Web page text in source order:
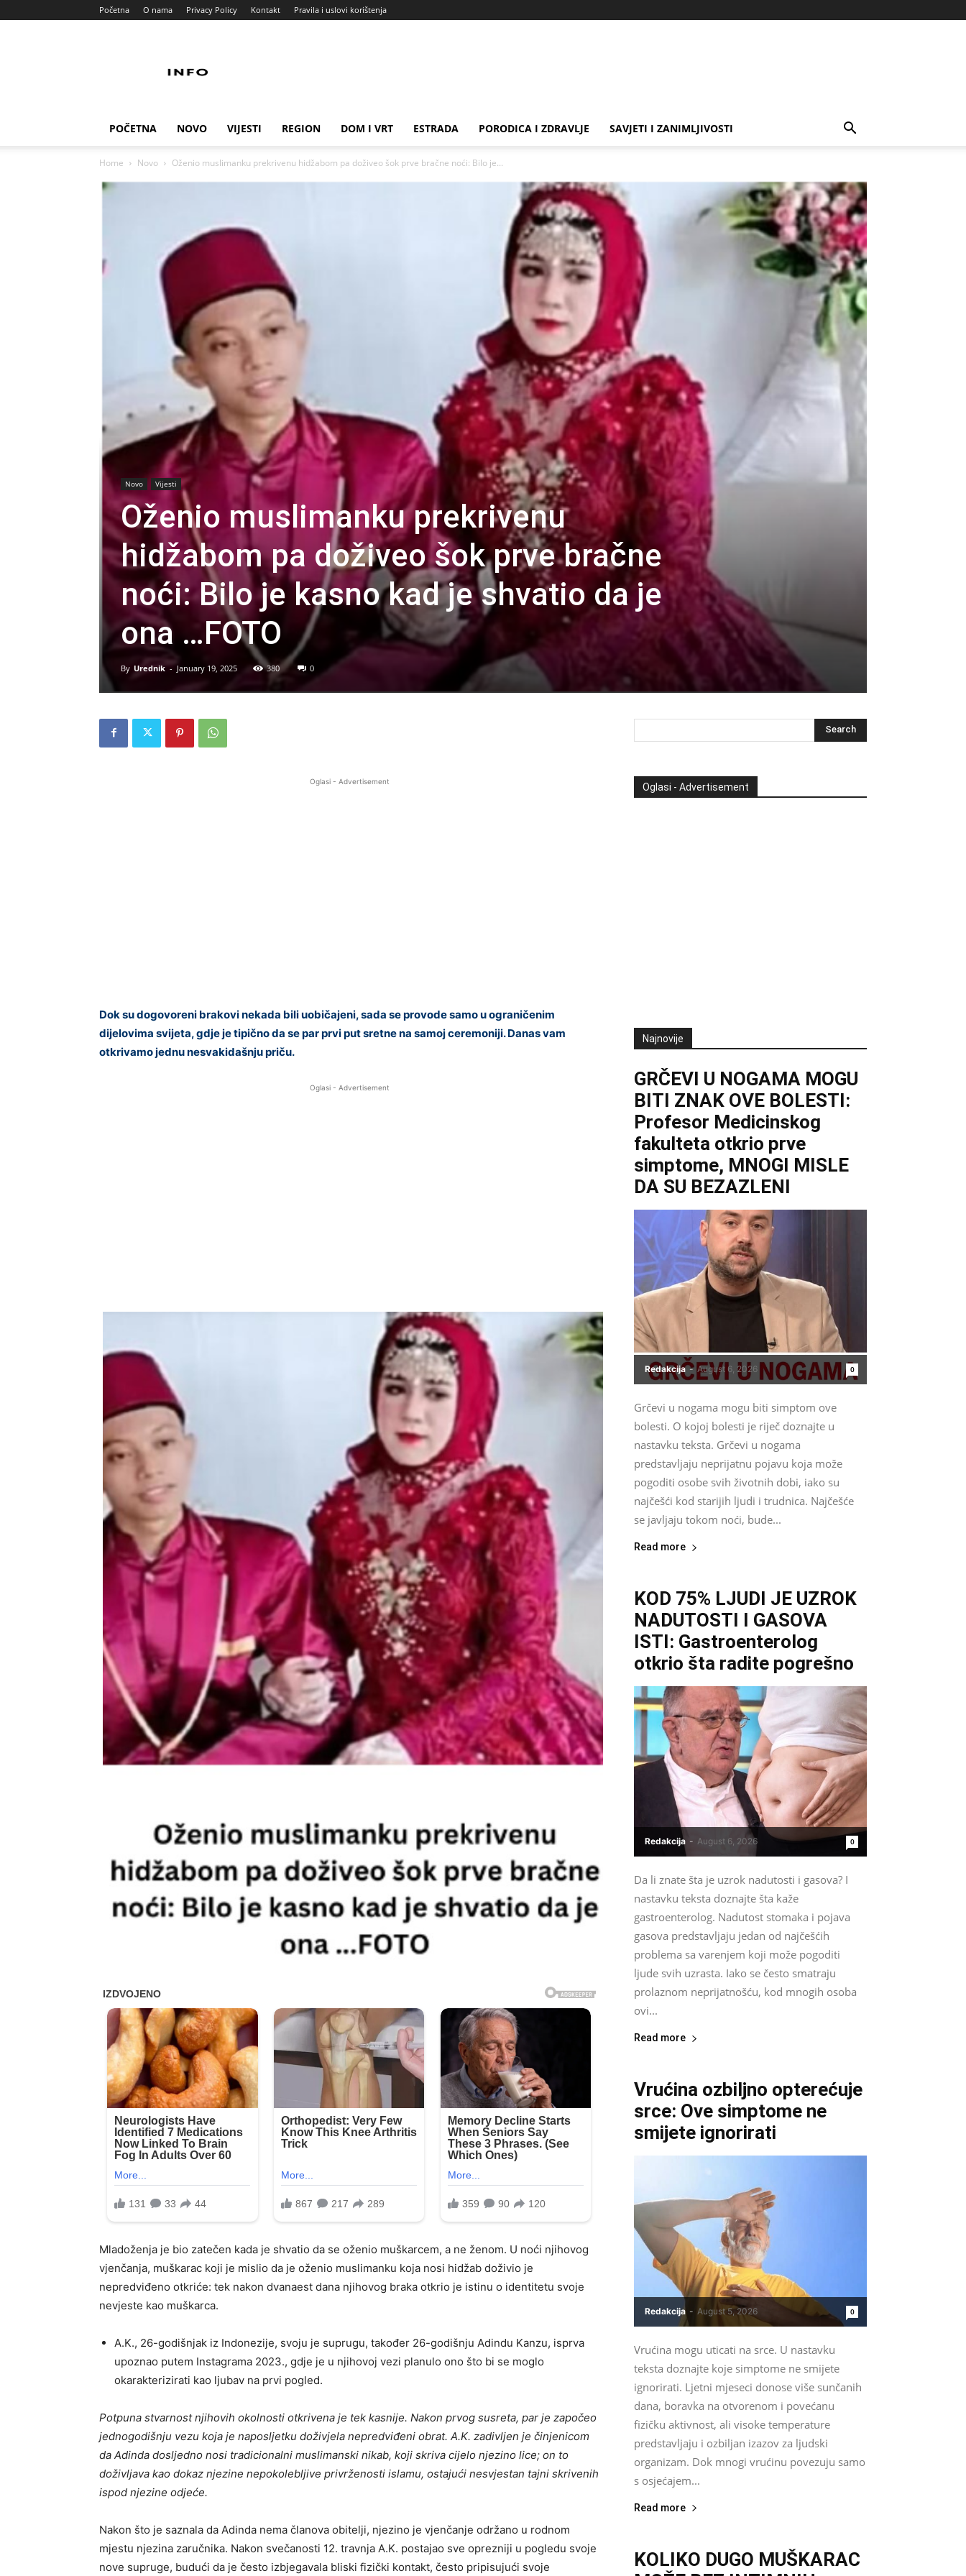
Početna O nama Privacy Policy Kontakt Pravila i uslovi korištenja
POČETNA NOVO VIJESTI REGION DOM I VRT ESTRADA PORODICA I ZDRAVLJE SAVJETI I ZANIMLJIVOSTI
Home Novo Oženio muslimanku prekrivenu hidžabom pa doživeo šok prve bračne noći: Bilo je...
Novo Vijesti
Oženio muslimanku prekrivenu
hidžabom pa doživeo šok prve bračne
noći: Bilo je kasno kad je shvatio da je
ona …FOTO
By Urednik - January 19, 2025 380 0
Oglasi - Advertisement
Dok su dogovoreni brakovi nekada bili uobičajeni, sada se provode samo u ograničenim
dijelovima svijeta, gdje je tipično da se par prvi put sretne na samoj ceremoniji. Danas vam
otkrivamo jednu nesvakidašnju priču.
Oglasi - Advertisement
Mladoženja je bio zatečen kada je shvatio da se oženio muškarcem, a ne ženom. U noći njihovog
vjenčanja, muškarac koji je mislio da je oženio muslimanku koja nosi hidžab doživio je
nepredviđeno otkriće: tek nakon dvanaest dana njihovog braka otkrio je istinu o identitetu svoje
nevjeste kao muškarca.
A.K., 26-godišnjak iz Indonezije, svoju je suprugu, također 26-godišnju Adindu Kanzu, isprva
upoznao putem Instagrama 2023., gdje je u njihovoj vezi planulo ono što bi se moglo
okarakterizirati kao ljubav na prvi pogled.
Potpuna stvarnost njihovih okolnosti otkrivena je tek kasnije. Nakon prvog susreta, par je započeo
jednogodišnju vezu koja je naposljetku doživjela nepredviđeni obrat. A.K. zadivljen je činjenicom
da Adinda dosljedno nosi tradicionalni muslimanski nikab, koji skriva cijelo njezino lice; on to
doživljava kao dokaz njezine nepokolebljive privrženosti islamu, ostajući nesvjestan tajni skrivenih
ispod njezine odjeće.
Nakon što je saznala da Adinda nema članova obitelji, njezino je vjenčanje održano u rodnom
mjestu njezina zaručnika. Nakon svečanosti 12. travnja A.K. postajao sve oprezniji u pogledu svoje
nove supruge, budući da je često izbjegavala bliski fizički kontakt, često pripisujući svoje
Oglasi - Advertisement
Najnovije
GRČEVI U NOGAMA MOGU
BITI ZNAK OVE BOLESTI:
Profesor Medicinskog
fakulteta otkrio prve
simptome, MNOGI MISLE
DA SU BEZAZLENI
Redakcija - August 6, 2026 0
Grčevi u nogama mogu biti simptom ove
bolesti. O kojoj bolesti je riječ doznajte u
nastavku teksta. Grčevi u nogama
predstavljaju neprijatnu pojavu koja može
pogoditi osobe svih životnih dobi, iako su
najčešći kod starijih ljudi i trudnica. Najčešće
se javljaju tokom noći, bude...
Read more
KOD 75% LJUDI JE UZROK
NADUTOSTI I GASOVA
ISTI: Gastroenterolog
otkrio šta radite pogrešno
Redakcija - August 6, 2026 0
Da li znate šta je uzrok nadutosti i gasova? I
nastavku teksta doznajte šta kaže
gastroenterolog. Nadutost stomaka i pojava
gasova predstavljaju jedan od najčešćih
problema sa varenjem koji može pogoditi
ljude svih uzrasta. Iako se često smatraju
prolaznom neprijatnošću, kod mnogih osoba
ovi...
Read more
Vrućina ozbiljno opterećuje
srce: Ove simptome ne
smijete ignorirati
Redakcija - August 5, 2026 0
Vrućina mogu uticati na srce. U nastavku
teksta doznajte koje simptome ne smijete
ignorirati. Ljetni mjeseci donose više sunčanih
dana, boravka na otvorenom i povećanu
fizičku aktivnost, ali visoke temperature
predstavljaju i ozbiljan izazov za ljudski
organizam. Dok mnogi vrućinu povezuju samo
s osjećajem...
Read more
KOLIKO DUGO MUŠKARAC